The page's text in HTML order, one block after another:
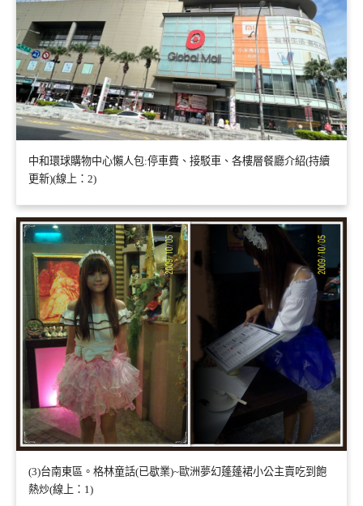
中和環球購物中心懶人包:停車費、接駁車、各樓層餐廳介紹(持續
更新)(線上：2)
(3)台南東區。格林童話(已歇業)~歐洲夢幻蓬蓬裙小公主賣吃到飽
熱炒(線上：1)